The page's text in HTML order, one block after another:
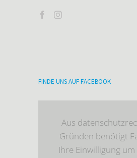
FINDE UNS AUF FACEBOOK
Aus
Gründen benötigt
Ihre Einwilligung